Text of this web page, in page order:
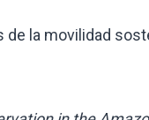
la movilidad